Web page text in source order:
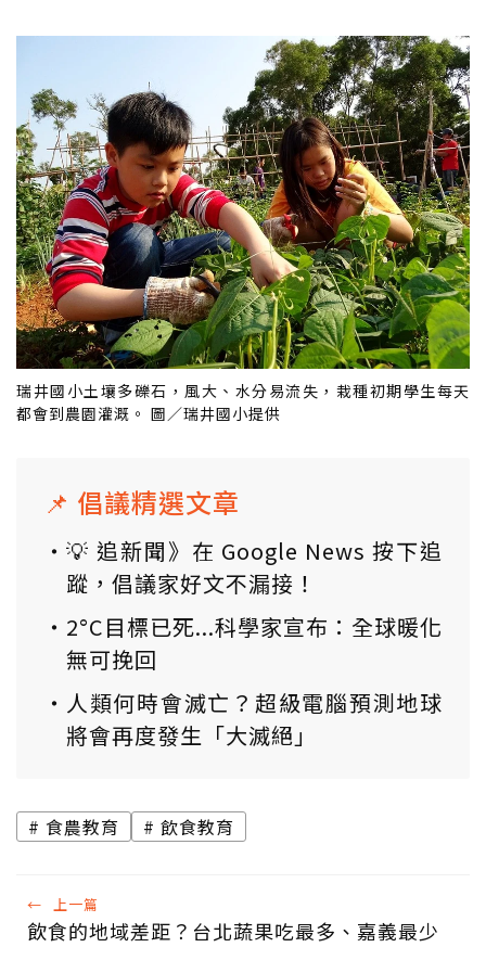
瑞井國小土壤多礫石，風大、水分易流失，栽種初期學生每天
都會到農園灌溉。 圖／瑞井國小提供
📌 倡議精選文章
💡 追新聞》在 Google News 按下追
蹤，倡議家好文不漏接！
2°C目標已死...科學家宣布：全球暖化
無可挽回
人類何時會滅亡？超級電腦預測地球
將會再度發生「大滅絕」
食農教育 飲食教育
← 上一篇
飲食的地域差距？台北蔬果吃最多、嘉義最少